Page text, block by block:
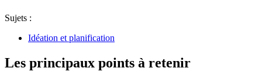
Sujets :
Idéation et planification
Les principaux points à retenir